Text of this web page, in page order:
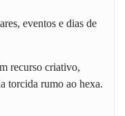
eventos e dias de
recurso criativo,
torcida rumo ao hexa.